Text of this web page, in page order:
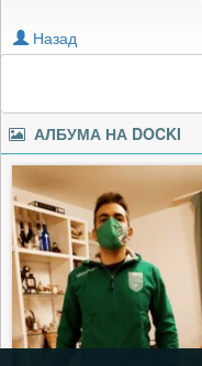
Блокирай Docki
Назад
АЛБУМА НА DOCKI